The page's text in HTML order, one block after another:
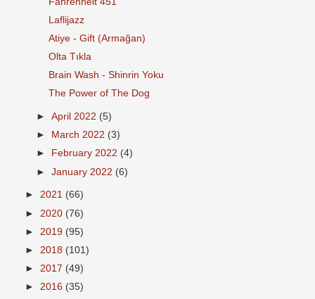
Laflijazz
Atiye - Gift (Armağan)
Olta Tıkla
Brain Wash - Shinrin Yoku
The Power of The Dog
►April 2022 (5)
►
March 2022 (3)
►
February 2022 (4)
►January 2022 (6)
► 2021 (66)
► 2020 (76)
► 2019 (95)
► 2018 (101)
► 2017 (49)
► 2016 (35)